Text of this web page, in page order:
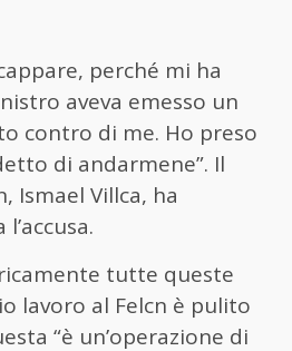
perché mi ha
aveva emesso un
contro di me. Ho preso
di andarmene”. Il
Ismael Villca, ha
tutte queste
lavoro al Felcn è pulito
“è un’operazione di